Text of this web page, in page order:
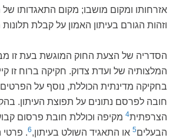
אזרחותו ומקום מושבו; מקום התאגדותו של
וזהות הגורם בעיתון האמון על קבלת תלונות
הסדריה של הצעת החוק המוגשת בעת זו
המלצותיה של ועדת צדוק. חקיקה ברוח זו
בחקיקה מדינתית הכוללת, נוסף על הפרטים
חובה לפרסם נתונים על תפוצת העיתון.
הצרפתית4 מקיפה וכוללת חובת פרסום
הבעלים5 או התאגיד השולט בעיתון,6. פרטי